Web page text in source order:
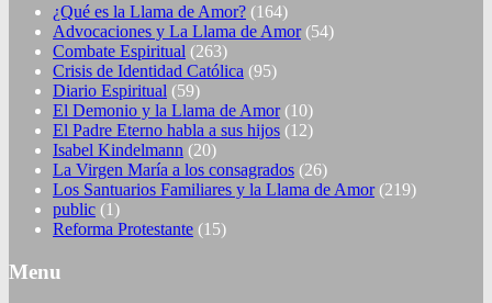
¿Qué es la Llama de Amor? (164)
Advocaciones y La Llama de Amor(54)
Combate Espiritual (263)
Crisis de Identidad Católica (95)
Diario Espiritual (59)
El Demonio y la Llama de Amor(10)
El Padre Eterno habla a sus hijos (12)
Isabel Kindelmann (20)
La Virgen María a los consagrados (26)
Los Santuarios Familiares y la Llama de Amor(219)
public (1)
Reforma Protestante (15)
Menu